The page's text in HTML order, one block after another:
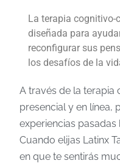
La terapia cognitivo-
diseñada para
reconfigurar sus
los desafíos de la
A través de la
presencial y en línea,
experiencias
Cuando elijas Latinx
en que te sentirás